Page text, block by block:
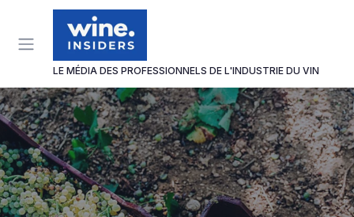
LE MÉDIA DES PROFESSIONNELS DE L'INDUSTRIE DU VIN
Panneau de gestion des cookies